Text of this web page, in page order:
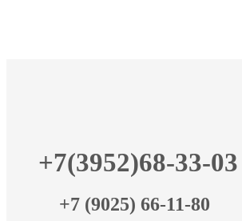
+7(3952)68-33-03
+7 (9025) 66-11-80